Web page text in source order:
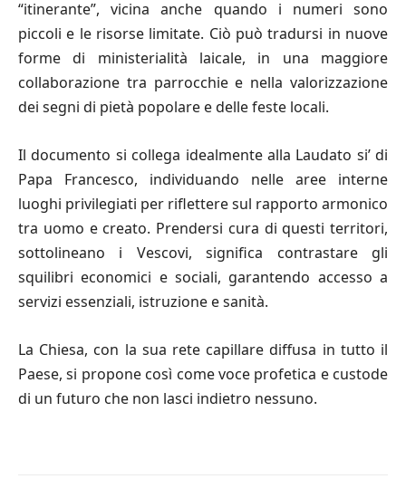
“itinerante”, vicina anche quando i numeri sono
piccoli e le risorse limitate. Ciò può tradursi in nuove
forme di ministerialità laicale, in una maggiore
collaborazione tra parrocchie e nella valorizzazione
dei segni di pietà popolare e delle feste locali.
Il documento si collega idealmente alla Laudato si’ di
Papa Francesco, individuando nelle aree interne
luoghi privilegiati per riflettere sul rapporto armonico
tra uomo e creato. Prendersi cura di questi territori,
sottolineano i Vescovi, significa contrastare gli
squilibri economici e sociali, garantendo accesso a
servizi essenziali, istruzione e sanità.
La Chiesa, con la sua rete capillare diffusa in tutto il
Paese, si propone così come voce profetica e custode
di un futuro che non lasci indietro nessuno.